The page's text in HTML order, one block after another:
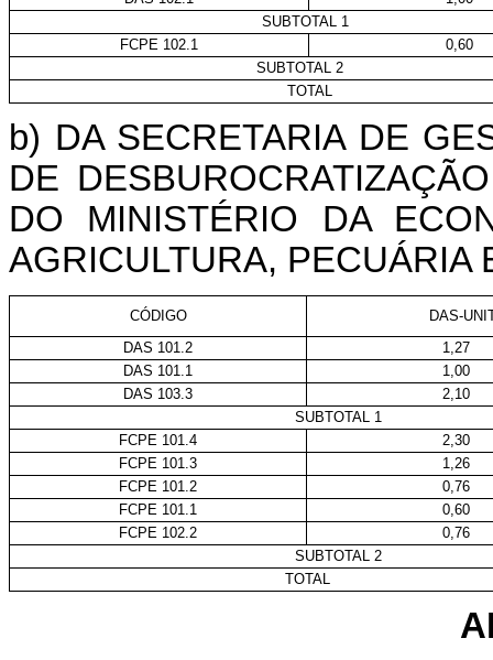
SUBTOTAL 1
FCPE 102.1
0,60
SUBTOTAL 2
TOTAL
b) DA SECRETARIA DE
DE
DO MINISTÉRIO DA
AGRICULTURA, PECUÁRIA
CÓDIGO
DAS-
DAS 101.2
1,27
DAS 101.1
1,00
DAS 103.3
2,10
SUBTOTAL 1
FCPE 101.4
2,30
FCPE 101.3
1,26
FCPE 101.2
0,76
FCPE 101.1
0,60
FCPE 102.2
0,76
SUBTOTAL 2
TOTAL